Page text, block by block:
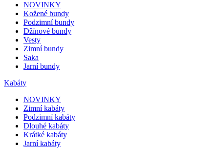
NOVINKY
Kožené bundy
Podzimní bundy
Džínové bundy
Vesty
Zimní bundy
Saka
Jarní bundy
Kabáty
NOVINKY
Zimní kabáty
Podzimní kabáty
Dlouhé kabáty
Krátké kabáty
Jarní kabáty